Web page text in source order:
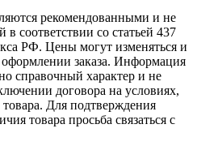
рекомендованными и не
соответствии со статьей 437
РФ. Цены могут изменяться и
заказа. Информация
справочный характер и не
договора на условиях,
Для подтверждения
товара просьба связаться с